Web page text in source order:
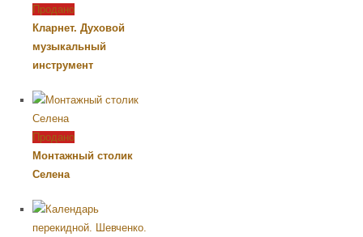
Продано
Кларнет. Духовой
музыкальный
инструмент
Продано
Монтажный столик
Селена